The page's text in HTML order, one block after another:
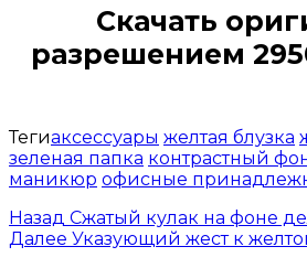
Скачать
разрешением
Тегиаксессуары желтая блузка
зеленая папка контрастный
маникюр офисные
Назад Сжатый кулак на фоне
Далее Указующий жест к